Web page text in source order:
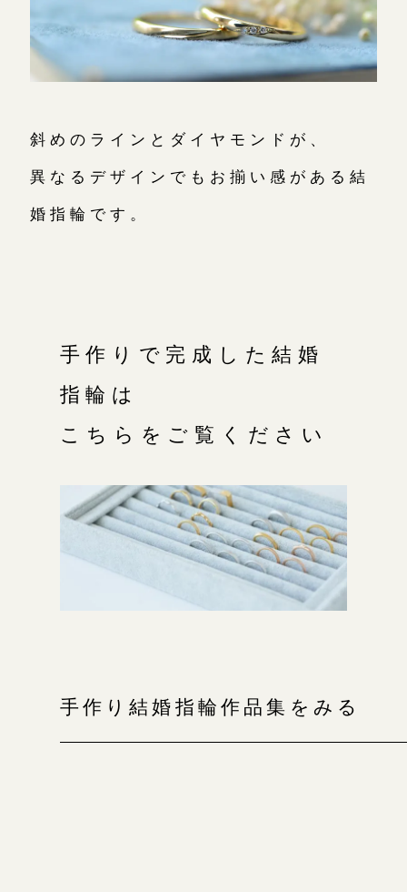
斜めのラインとダイヤモンドが、
異なるデザインでもお揃い感がある結
婚指輪です。
手作りで完成した結婚
指輪は
こちらをご覧ください
手作り結婚指輪作品集をみる